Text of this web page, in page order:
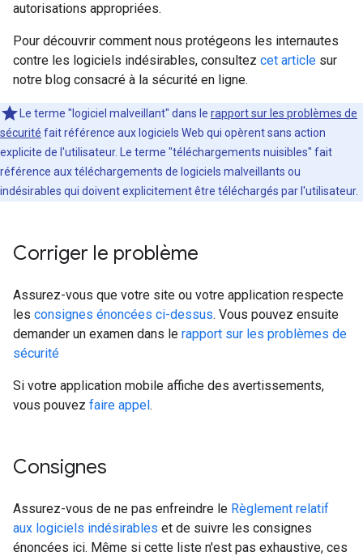
autorisations appropriées.
Pour découvrir comment nous protégeons les internautes
contre les logiciels indésirables, consultez cet article sur
notre blog consacré à la sécurité en ligne.
Le terme "logiciel malveillant" dans le rapport sur les problèmes de
sécurité fait référence aux logiciels Web qui opèrent sans action
explicite de l'utilisateur. Le terme "téléchargements nuisibles" fait
référence aux téléchargements de logiciels malveillants ou
indésirables qui doivent explicitement être téléchargés par l'utilisateur.
Corriger le problème
Assurez-vous que votre site ou votre application respecte
les consignes énoncées ci-dessus. Vous pouvez ensuite
demander un examen dans le rapport sur les problèmes de
sécurité
Si votre application mobile affiche des avertissements,
vous pouvez faire appel.
Consignes
Assurez-vous de ne pas enfreindre le Règlement relatif
aux logiciels indésirables et de suivre les consignes
énoncées ici. Même si cette liste n'est pas exhaustive, ces